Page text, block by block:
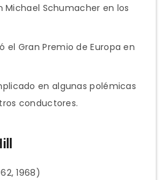
Michael Schumacher en los
el Gran Premio de Europa en
en algunas polémicas
conductores.
1968)